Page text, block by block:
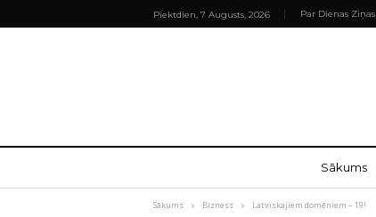
Piektdien, 7 Augusts, 2026 Par Dienas Ziņas
Sākums
Sākums Bizness Latviskajiem domēniem – 19!